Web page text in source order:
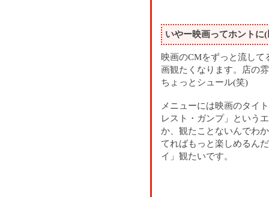
いやー映画ってホントに
映画のCMをずっと流して
画観たくなります。店の
ちょっとシュール(笑)
メニューには映画のタイ
レスト・ガンプ」という
か、観たことないんでわ
てればもっと楽しめるん
イ」観たいです。